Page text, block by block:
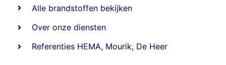
Alle brandstoffen bekijken
Over onze diensten
Referenties HEMA, Mourik, De Heer